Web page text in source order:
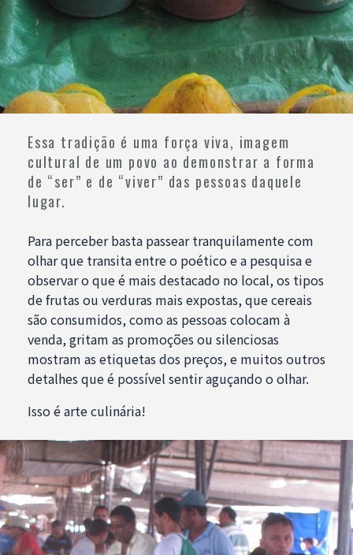
Essa tradição é uma força viva, imagem
cultural de um povo ao demonstrar a forma
de “ser” e de “viver” das pessoas daquele
lugar.
Para perceber basta passear tranquilamente com
olhar que transita entre o poético e a pesquisa e
observar o que é mais destacado no local, os tipos
de frutas ou verduras mais expostas, que cereais
são consumidos, como as pessoas colocam à
venda, gritam as promoções ou silenciosas
mostram as etiquetas dos preços, e muitos outros
detalhes que é possível sentir aguçando o olhar.
Isso é arte culinária!